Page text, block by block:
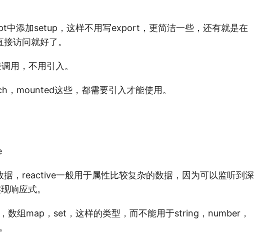
中添加setup，这样不用写export，更简洁一些，还有就是在
访问就好了。
用，不用引入。
mounted这些，都需要引入才能使用。
，reactive一般用于属性比较复杂的数据，因为可以监听到深
响应式。
数组map，set，这样的类型，而不能用于string，number，